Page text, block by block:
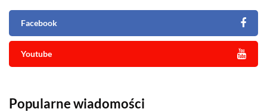
Facebook
Youtube
Popularne wiadomości